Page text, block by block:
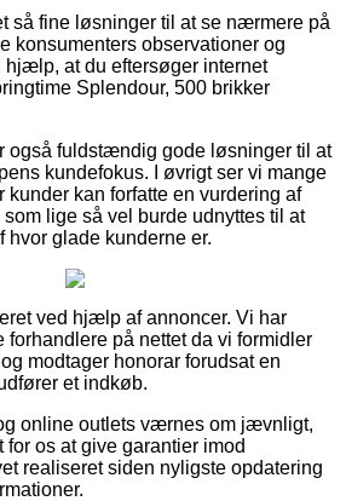
så fine løsninger til at se nærmere på
konsumenters observationer og
at du eftersøger internet
Splendour, 500 brikker
også fuldstændig gode løsninger til at
kundefokus. I øvrigt ser vi mange
kan forfatte en vurdering af
lige så vel burde udnyttes til at
hvor glade kunderne er.
ved hjælp af annoncer. Vi har
forhandlere på nettet da vi formidler
modtager honorar forudsat en
et indkøb.
online outlets værnes om jævnligt,
for os at give garantier imod
realiseret siden nyligste opdatering